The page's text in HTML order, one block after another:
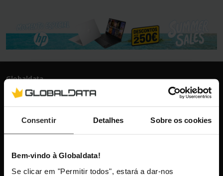
Consentir Detalhes Sobre os cookies
Bem-vindo à Globaldata!
Se clicar em "Permitir todos", estará a dar-nos
Globaldata
+351 300 600 520
info@globaldata.pt
Mantenha-me atualizado com as últimas